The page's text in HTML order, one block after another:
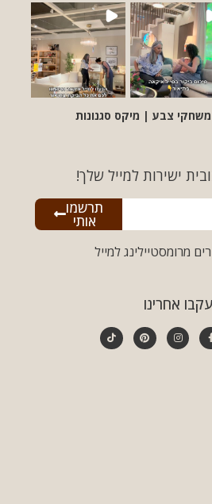
ישירות למייל שלך!
מרומסטיילינג למייל
תרשמו
אותי
עקבו אחרינו
משחקי צבע | מיקס סגנונות